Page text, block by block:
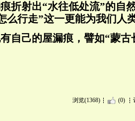
折射出“水往低处流”的自
么行走”这一更能为我们人
自己的屋漏痕，譬如“蒙古
浏览(1368) (0)